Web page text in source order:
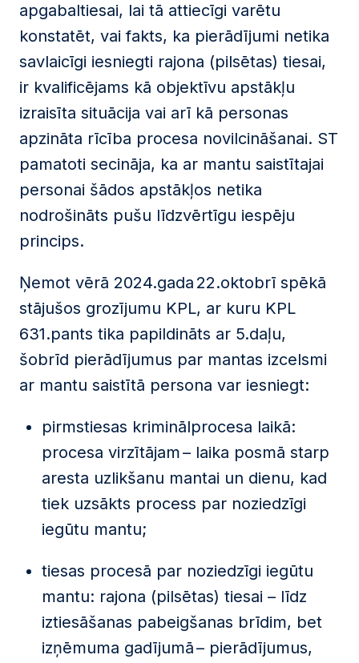
apgabaltiesai, lai tā attiecīgi varētu
konstatēt, vai fakts, ka pierādījumi netika
savlaicīgi iesniegti rajona (pilsētas) tiesai,
ir kvalificējams kā objektīvu apstākļu
izraisīta situācija vai arī kā personas
apzināta rīcība procesa novilcināšanai. ST
pamatoti secināja, ka ar mantu saistītajai
personai šādos apstākļos netika
nodrošināts pušu līdzvērtīgu iespēju
princips.
Ņemot vērā 2024.gada 22.oktobrī spēkā
stājušos grozījumu KPL, ar kuru KPL
631.pants tika papildināts ar 5.daļu,
šobrīd pierādījumus par mantas izcelsmi
ar mantu saistītā persona var iesniegt:
pirmstiesas kriminālprocesa laikā:
procesa virzītājam – laika posmā starp
aresta uzlikšanu mantai un dienu, kad
tiek uzsākts process par noziedzīgi
iegūtu mantu;
tiesas procesā par noziedzīgi iegūtu
mantu: rajona (pilsētas) tiesai – līdz
iztiesāšanas pabeigšanas brīdim, bet
izņēmuma gadījumā – pierādījumus,